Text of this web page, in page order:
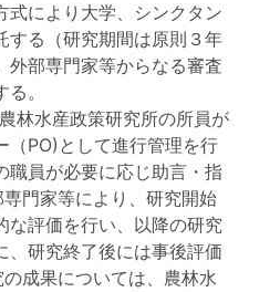
式により大学、シンクタン
する（研究期間は原則３年
外部専門家等からなる審査
。
林水産政策研究所の所員が
（PO)として進行管理を行
職員が必要に応じ助言・指
門家等により、研究開始
な評価を行い、以降の研究
、研究終了後には事後評価
成果については、農林水